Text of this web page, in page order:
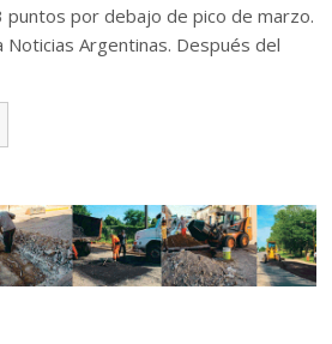
puntos por debajo de pico de marzo.
Noticias Argentinas. Después del